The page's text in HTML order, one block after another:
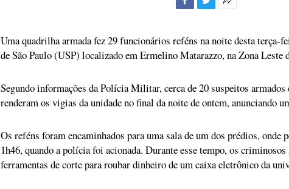
compartilhamento
Uma quadrilha armada fez 29 funcionários reféns na noite desta terça-
de São Paulo (USP) localizado em Ermelino Matarazzo, na Zona Leste
Segundo informações da Polícia Militar, cerca de 20 suspeitos
renderam os vigias da unidade no final da noite de ontem, anunciando
Os reféns foram encaminhados para uma sala de um dos prédios, onde
1h46, quando a polícia foi acionada. Durante esse tempo, os
ferramentas de corte para roubar dinheiro de um caixa eletrônico da